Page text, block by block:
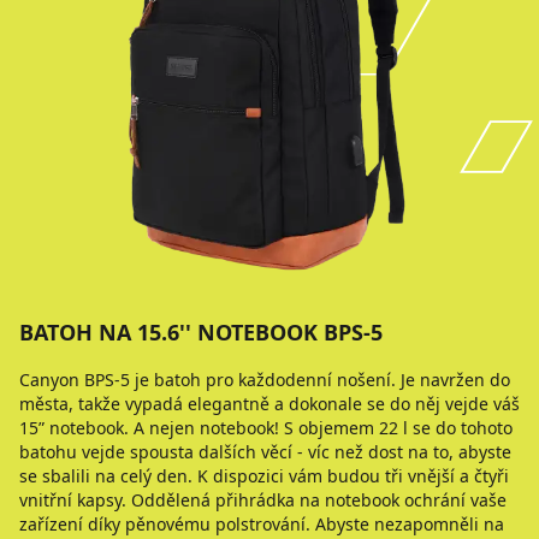
BATOH NA 15.6'' NOTEBOOK BPS-5
Canyon BPS-5 je batoh pro každodenní nošení. Je navržen do
města, takže vypadá elegantně a dokonale se do něj vejde váš
15” notebook. A nejen notebook! S objemem 22 l se do tohoto
batohu vejde spousta dalších věcí - víc než dost na to, abyste
se sbalili na celý den. K dispozici vám budou tři vnější a čtyři
vnitřní kapsy. Oddělená přihrádka na notebook ochrání vaše
zařízení díky pěnovému polstrování. Abyste nezapomněli na